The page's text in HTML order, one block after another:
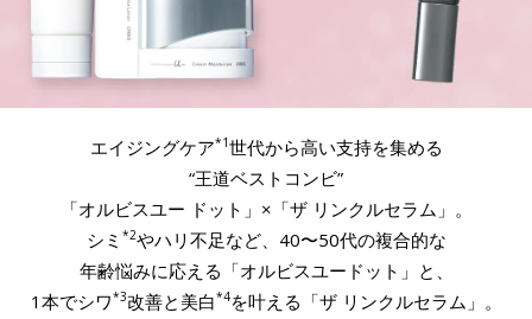
エイジングケア*1世代から高い支持を集める
“王道ベストコンビ”
「オルビスユー ドット」×「ザ リンクルセラム」。
シミ *2やハリ不足など、40〜50代の複合的な
年齢悩みに応える「オルビスユードット」と、
1本でシワ*3改善と美白*4を叶える「ザ リンクルセラム」。